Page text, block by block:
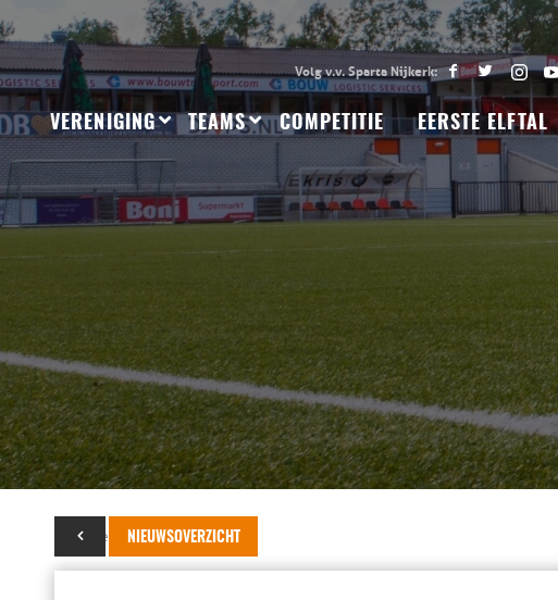
VERENIGING TEAMS COMPETITIE EERSTE ELFTAL
NIEUWSOVERZICHT
28 november 2017